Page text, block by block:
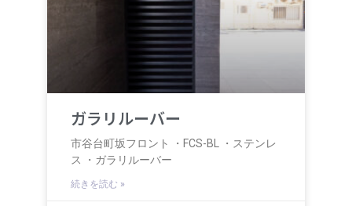
ガラリルーバー
市谷台町坂フロント ・FCS-BL ・ステンレ
ス ・ガラリルーバー
続きを読む »